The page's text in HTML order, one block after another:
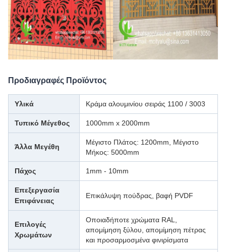
Προδιαγραφές Προϊόντος
Υλικά Κράμα αλουμινίου σειράς 1100 / 3003
Τυπικό Μέγεθος 1000mm x 2000mm
Άλλα Μεγέθη
Μέγιστο Πλάτος: 1200mm, Μέγιστο
Μήκος: 5000mm
Πάχος 1mm - 10mm
Επεξεργασία
Επιφάνειας
Επικάλυψη πούδρας, βαφή PVDF
Επιλογές
Χρωμάτων
Οποιαδήποτε χρώματα RAL,
απομίμηση ξύλου, απομίμηση πέτρας
και προσαρμοσμένα φινιρίσματα